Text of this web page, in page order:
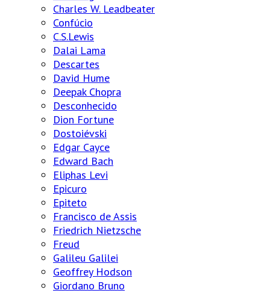
Charles W. Leadbeater
Confúcio
C.S.Lewis
Dalai Lama
Descartes
David Hume
Deepak Chopra
Desconhecido
Dion Fortune
Dostoiévski
Edgar Cayce
Edward Bach
Eliphas Levi
Epicuro
Epiteto
Francisco de Assis
Friedrich Nietzsche
Freud
Galileu Galilei
Geoffrey Hodson
Giordano Bruno